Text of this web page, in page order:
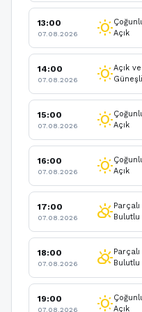
13:00
07.08.2026 wb_sunnyAçık
14:00
07.08.2026 wb_sunnyAçık ve
Güneşli
15:00
07.08.2026 wb_sunnyAçık
16:00
07.08.2026 wb_sunnyAçık
17:00
07.08.2026 partly_cloudy_dayParçalı
Bulutlu
18:00
07.08.2026 partly_cloudy_dayParçalı
Bulutlu
19:00
07.08.2026 wb_sunnyAçık